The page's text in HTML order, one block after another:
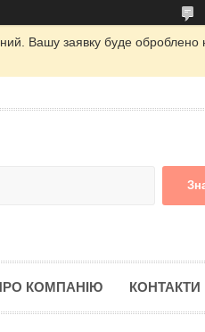
Вашу заявку буде
КОМПАНІЮ КОНТАКТИ